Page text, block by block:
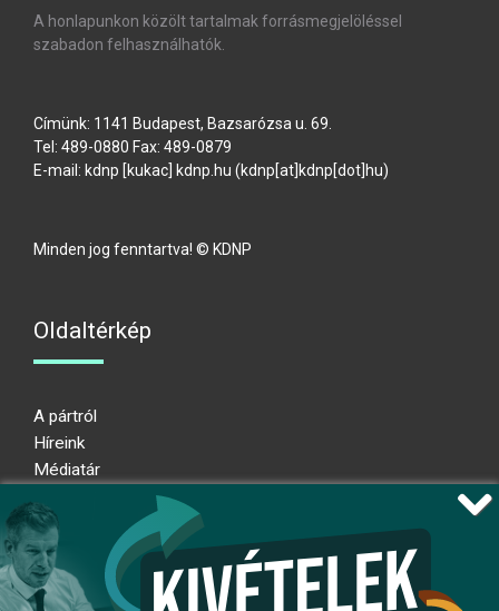
A honlapunkon közölt tartalmak forrásmegjelöléssel
szabadon felhasználhatók.
Címünk: 1141 Budapest, Bazsarózsa u. 69.
Tel: 489-0880 Fax: 489-0879
E-mail: kdnp [kukac] kdnp hu (kdnp[at]kdnp[dot]hu)
Minden jog fenntartva! © KDNP
Oldaltérkép
A pártról
Híreink
Médiatár
Adatkezelési nyilatkozat
Átláthatósági nyilatkozat
Ugrás az oldal tetejére